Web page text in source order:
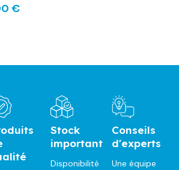
€
Stock
important
Disponibilité
Conseils
d'experts
Une équipe